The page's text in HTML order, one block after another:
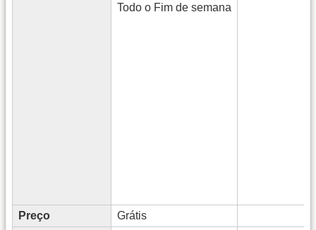
Todo o Fim de semana
Preço
Grátis